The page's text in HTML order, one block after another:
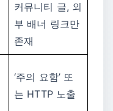
커뮤니티 글, 외
부 배너 링크만
존재
‘주의 요함’ 또
는 HTTP 노출